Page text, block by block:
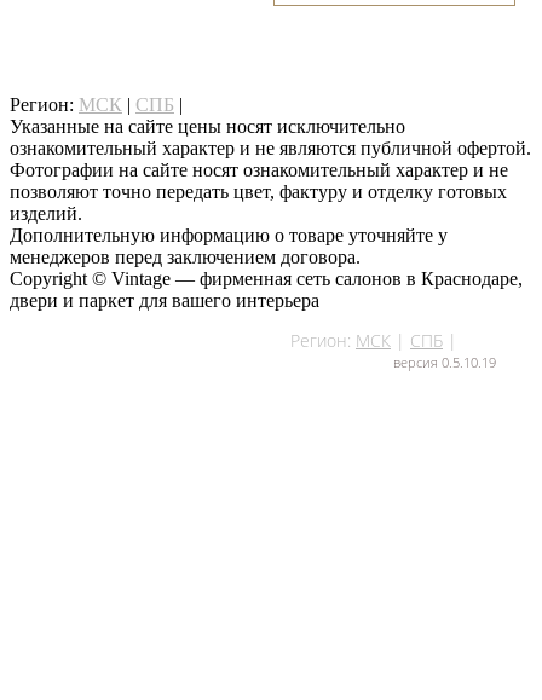
Регион: МСК | СПБ |
Указанные на сайте цены носят исключительно
ознакомительный характер и не являются публичной офертой.
Фотографии на сайте носят ознакомительный характер и не
позволяют точно передать цвет, фактуру и отделку готовых
изделий.
Дополнительную информацию о товаре уточняйте у
менеджеров перед заключением договора.
Copyright © Vintage — фирменная сеть салонов в Краснодаре,
двери и паркет для вашего интерьера
Регион: МСК | СПБ |
версия 0.5.10.19